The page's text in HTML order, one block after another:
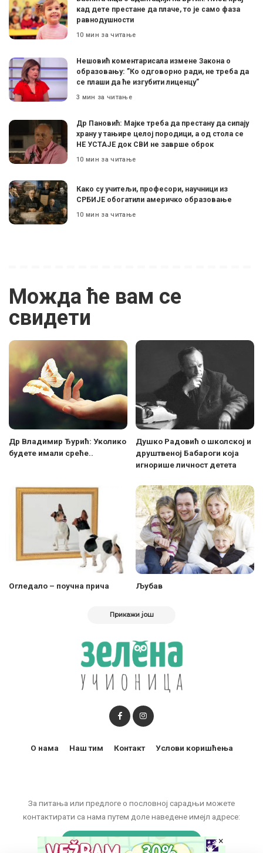
кад дете престане да плаче, то је само фаза
равнодушности
10 мин за читање
Нешовић коментарисала измене Закона о
образовању: ”Ко одговорно ради, не треба да
се плаши да ће изгубити лиценцу”
3 мин за читање
Др Пановић: Мајке треба да престану да сипају
храну у тањире целој породици, а од стола се
НЕ УСТАЈЕ док СВИ не заврше оброк
10 мин за читање
Како су учитељи, професори, научници из
СРБИЈЕ обогатили америчко образовање
10 мин за читање
Можда ће вам се
свидети
Др Владимир Ђурић: Уколико
будете имали среће..
Душко Радовић о школској и
друштвеној Бабароги која
игнорише личност детета
Oгледало – поучна прича Љубав
Прикажи још
За питања или предлоге о пословној сарадњи можете
контактирати са нама путем доле наведене имејл адресе:
marketing@zelenaucionica.com
О нама Наш тим Контакт Услови коришћења
×